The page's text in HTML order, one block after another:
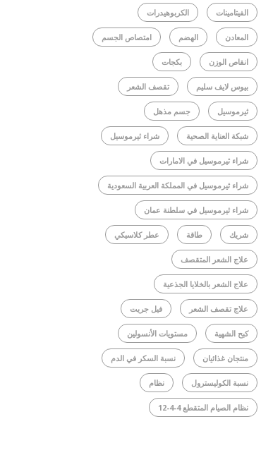
الفيتامينات الكربوهيدرات
المعادن الهضم امتصاص الجسم
انقاص الوزن بكجات
بيوس لايف سليم تقصف الشعر
ثيرموسيل جسم مذهل
شبكة العناية الصحية شراء ثيرموسيل
شراء ثيرموسيل في الامارات
شراء ثيرموسيل في المملكة العربية السعودية
شراء ثيرموسيل في سلطنة عمان
شريك طاقة عطر كلاسيكي
علاج الشعر المتقصف
علاج الشعر بالخلايا الجذعية
علاج تقصف الشعر فيل جريت
كبح الشهية مستويات الأنسولين
منتجان غذائيان نسبة السكر في الدم
نسبة الكوليسترول نظام
نظام الصيام المتقطع 4-4-12